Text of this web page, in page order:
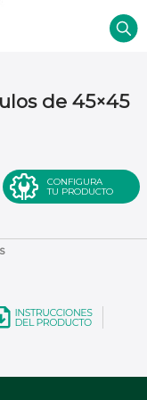
de 45×45
CONFIGURA
TU PRODUCTO